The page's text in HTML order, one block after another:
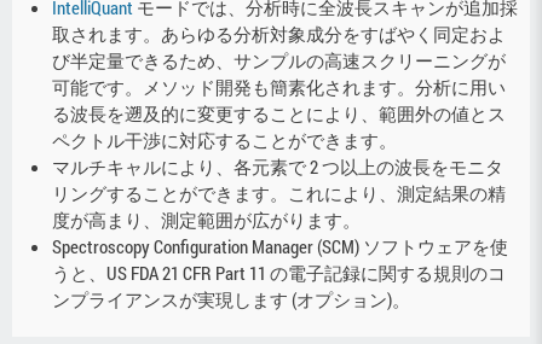
IntelliQuant モードでは、分析時に全波長スキャンが追加採
取されます。あらゆる分析対象成分をすばやく同定およ
び半定量できるため、サンプルの高速スクリーニングが
可能です。メソッド開発も簡素化されます。分析に用い
る波長を遡及的に変更することにより、範囲外の値とス
ペクトル干渉に対応することができます。
マルチキャルにより、各元素で 2 つ以上の波長をモニタ
リングすることができます。これにより、測定結果の精
度が高まり、測定範囲が広がります。
Spectroscopy Configuration Manager (SCM) ソフトウェアを使
うと、US FDA 21 CFR Part 11 の電子記録に関する規則のコ
ンプライアンスが実現します (オプション)。